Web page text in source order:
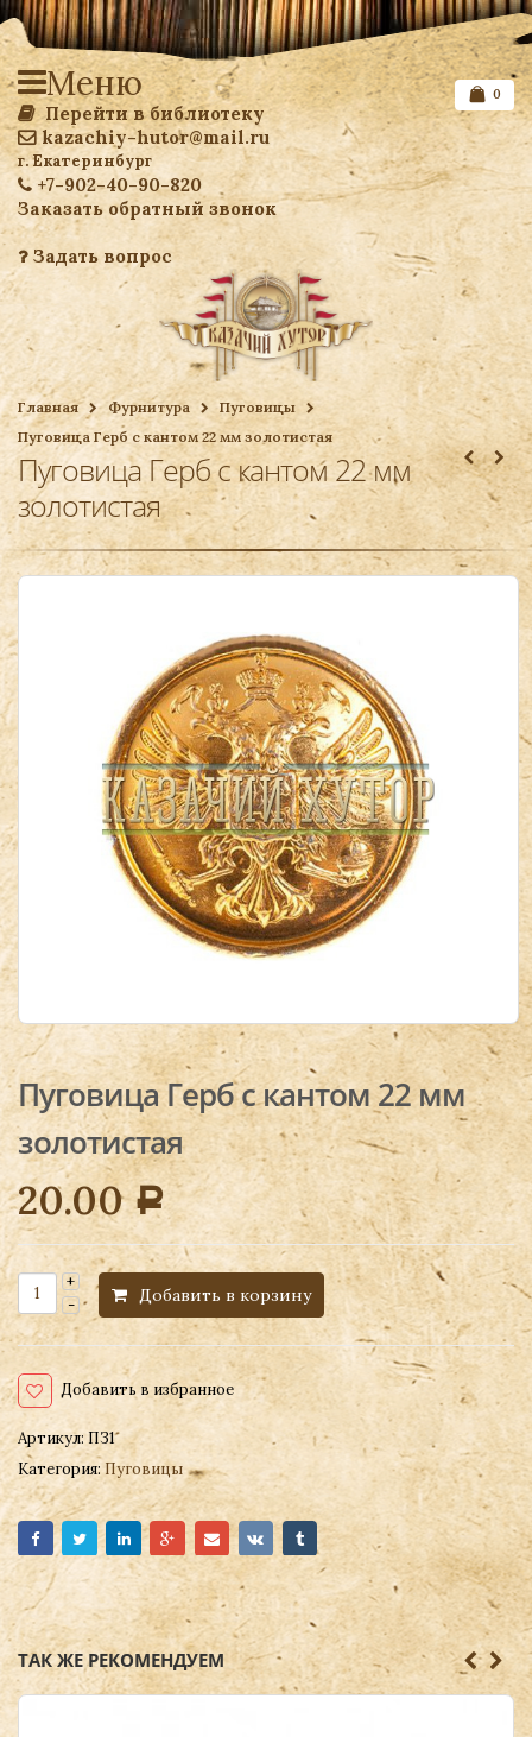
Перейти в библиотеку
kazachiy-hutor@mail.ru
г. Екатеринбург
+7-902-40-90-820
Заказать обратный звонок
Задать вопрос
Список желаемого
Ваша корзина
0
Меню
Главная Фурнитура
Пуговицы
Пуговица Герб с кантом 22 мм золотистая
Пуговица Герб с кантом 22 мм
золотистая
Пуговица Герб с кантом 22 мм
золотистая
20.00Р
Добавить в корзину
Добавить в избранное
Артикул: ПЗ1
Категория:Пуговицы
ТАК ЖЕ РЕКОМЕНДУЕМ